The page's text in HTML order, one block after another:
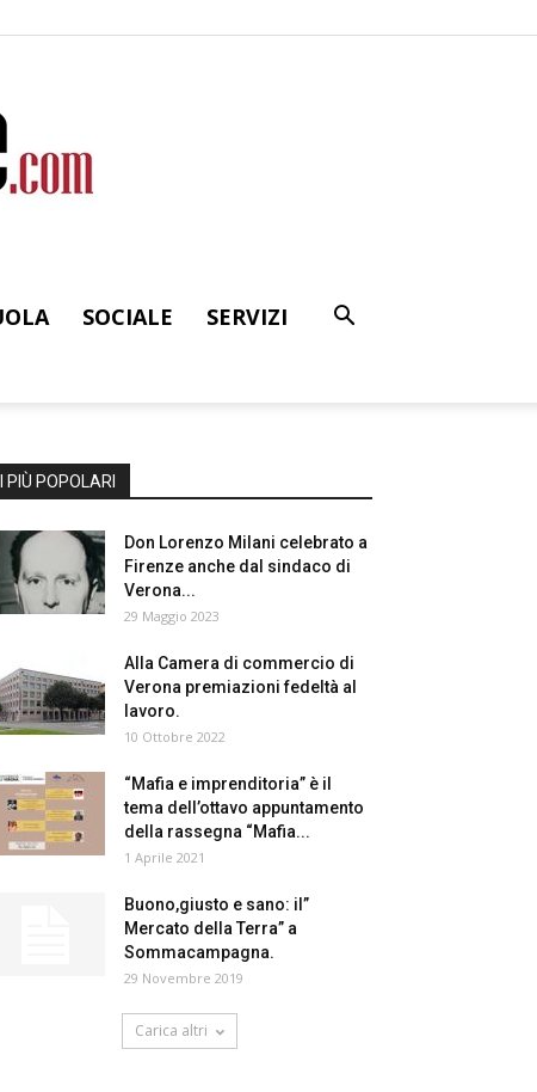
SOCIALE
SERVIZI
I PIÙ POPOLARI
Don Lorenzo Milani celebrato a
Firenze anche dal sindaco di
Verona...
29 Maggio 2023
Alla Camera di commercio di
Verona premiazioni fedeltà al
lavoro.
10 Ottobre 2022
“Mafia e imprenditoria” è il
tema dell’ottavo appuntamento
della rassegna “Mafia...
1 Aprile 2021
Buono,giusto e sano: il”
Mercato della Terra” a
Sommacampagna.
29 Novembre 2019
Carica altri